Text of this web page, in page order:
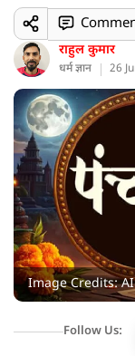
राहुल कुमार
धर्म ज्ञान 26
Image Credits:
Follow Us: